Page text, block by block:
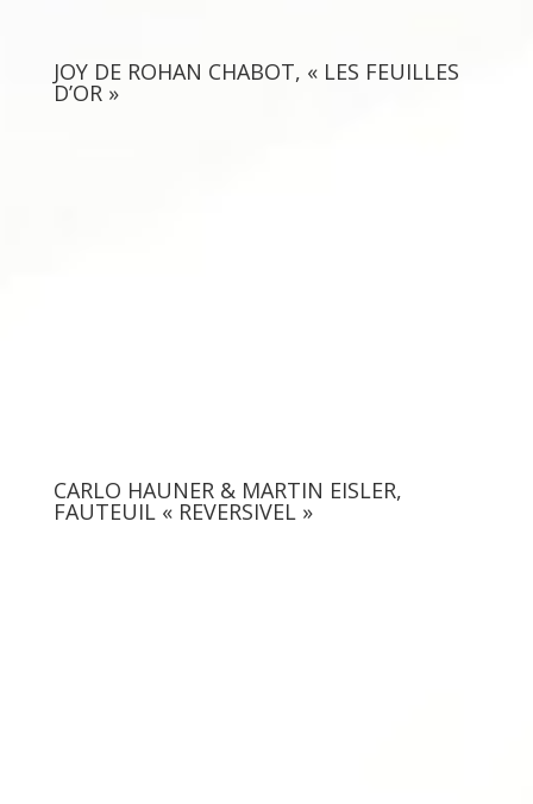
JOY DE ROHAN CHABOT, « LES FEUILLES
D’OR »
CARLO HAUNER & MARTIN EISLER,
FAUTEUIL « REVERSIVEL »